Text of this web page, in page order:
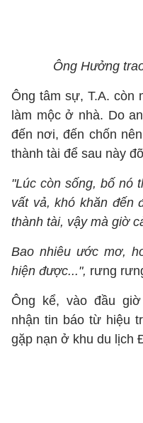
Ông Hưởng
Ông tâm sự, T.A. còn
làm mộc ở nhà. Do
đến nơi, đến chốn
thành tài để sau này
"Lúc còn sống, bố nó
vất vả, khó khăn đến
thành tài, vậy mà giờ
Bao nhiêu ước mơ,
hiện được...", rưng
Ông kể, vào đầu
nhận tin báo từ hiệu
gặp nạn ở khu du lịch